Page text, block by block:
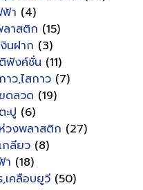
า (4)
ลาสติก (15)
นฝาก (3)
ฟังค์ชั่น (11)
าว,ไสกาว (7)
ดลวด (19)
ะปู (6)
ห่วงพลาสติก (27)
กลียว (8)
า (18)
เคลือบยูวี (50)